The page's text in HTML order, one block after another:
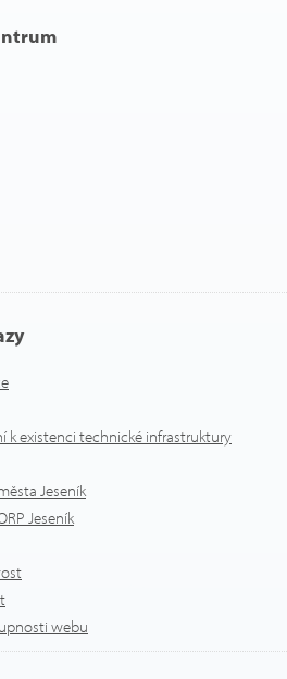
k existenci technické infrastruktury
Jeseník
Jeseník
webu